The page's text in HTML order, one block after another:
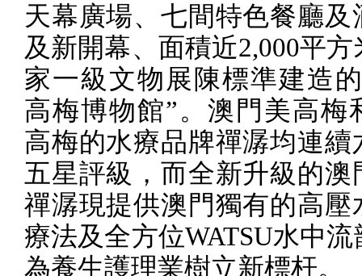
天幕廣場、七間特色餐廳及
及新開幕、面積近2,000平方
家一級文物展陳標準建造
高梅博物館”。澳門美高梅
高梅的水療品牌禪潺均連續
五星評級，而全新升級的澳
禪潺現提供澳門獨有的高壓
療法及全方位WATSU水中流
為養生護理業樹立新標杆。